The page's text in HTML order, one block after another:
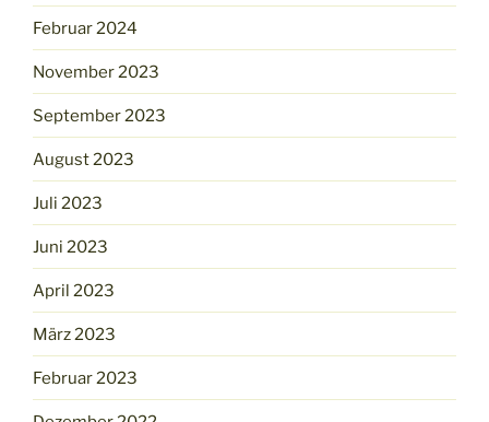
Februar 2024
November 2023
September 2023
August 2023
Juli 2023
Juni 2023
April 2023
März 2023
Februar 2023